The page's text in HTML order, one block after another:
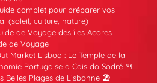
complet pour préparer vos
(soleil, culture, nature)
de Voyage des îles Açores
de Voyage
Market Lisboa : Le Temple de la
Portugaise à Cais do Sodré 🍴
Belles Plages de Lisbonne 🏖️